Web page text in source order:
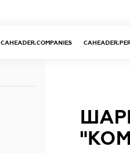
CAHEADER.COMPANIES